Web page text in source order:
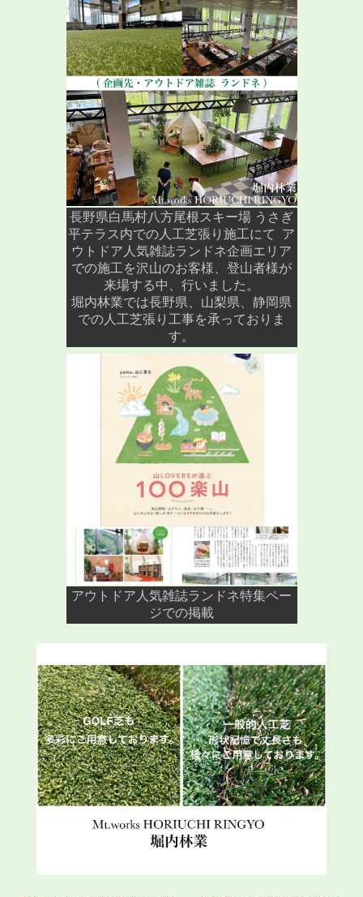
長野県白馬村八方尾根スキー場 うさぎ
平テラス内での人工芝張り施工にて ア
ウトドア人気雑誌ランドネ企画エリア
での施工を沢山のお客様、登山者様が
来場する中、行いました。
堀内林業では長野県、山梨県、静岡県
での人工芝張り工事を承っておりま
す。
アウトドア人気雑誌ランドネ特集ペー
ジでの掲載